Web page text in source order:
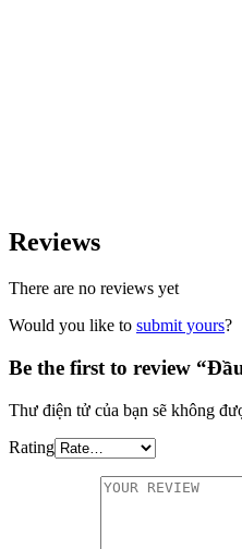
Reviews
There are no reviews yet
Would you like to submit yours?
Be the first to review
Thư điện tử của bạn sẽ không
Rating